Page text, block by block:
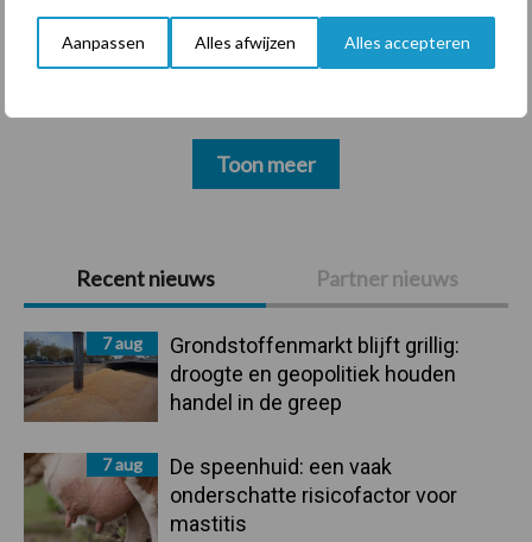
Aanpassen Alles afwijzen Alles accepteren
Primaire
Sidebar
Recent nieuws Partner nieuws
7 aug
Grondstoffenmarkt blijft grillig:
droogte en geopolitiek houden
handel in de greep
7 aug
De speenhuid: een vaak
onderschatte risicofactor voor
mastitis
Beregening Bijproducten
Toon meer